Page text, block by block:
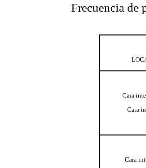
Frecuencia de
Cara
Cara
Cara